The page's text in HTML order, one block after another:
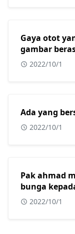
Gaya otot
gambar
dari?
2022/10/1
Ada yang
2022/10/1
Pak ahmad
bunga
oleh2022/10/1